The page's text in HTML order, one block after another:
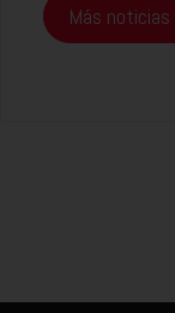
Más noticias